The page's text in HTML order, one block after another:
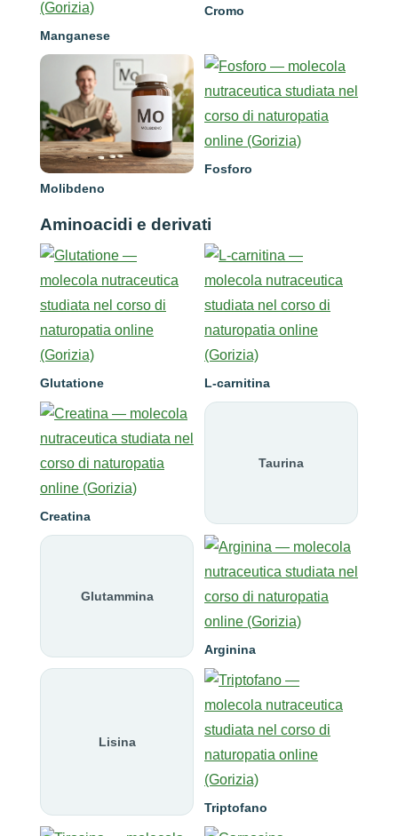
Manganese
Cromo
Molibdeno
Fosforo
Aminoacidi e derivati
Glutatione L-carnitina
Creatina
Taurina
Glutammina
Arginina
Lisina
Triptofano